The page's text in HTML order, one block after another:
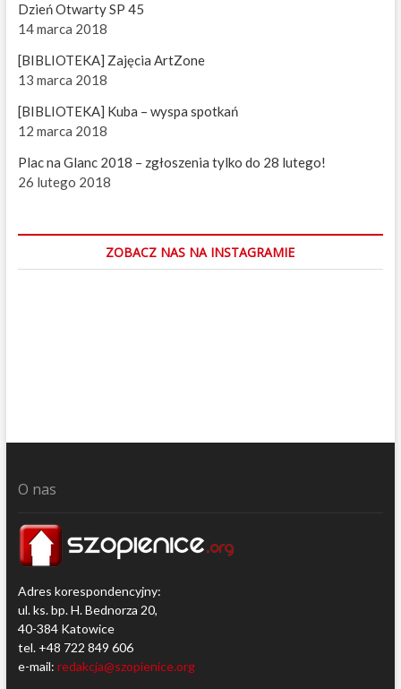
m
a
n
a
Dzień Otwarty SP 45
14 marca 2018
[BIBLIOTEKA] Zajęcia ArtZone
13 marca 2018
[BIBLIOTEKA] Kuba – wyspa spotkań
12 marca 2018
Plac na Glanc 2018 – zgłoszenia tylko do 28 lutego!
26 lutego 2018
ZOBACZ NAS NA INSTAGRAMIE
O nas
Adres korespondencyjny:
ul. ks. bp. H. Bednorza 20,
40-384 Katowice
tel. +48 722 849 606
e-mail: redakcja@szopienice.org